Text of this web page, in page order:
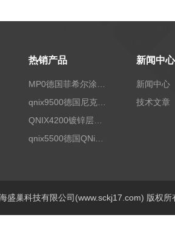
热销产品
qnix9500德国尼克斯涂镀层测厚仪
QNIX4200镀锌层测厚
新闻中心
新闻中心
技术文章
盛巢科技有限公司(www.sckj17.com) 版权所